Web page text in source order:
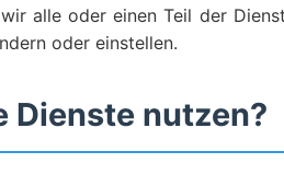
alle oder einen Teil der
oder einstellen.
Dienste nutzen?